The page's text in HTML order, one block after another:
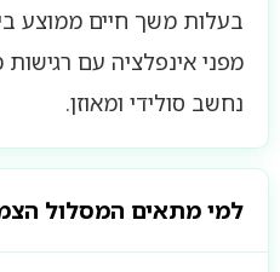
בעלות משך חיים ממוצע
מפני אינפלציה עם רגישות
נחשב סולידי ומאוזן.
למי מתאים המסלול